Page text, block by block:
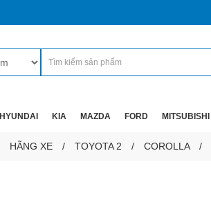
HYUNDAI KIA MAZDA FORD MITSUBISHI
HÃNG XE TOYOTA 2 COROLLA